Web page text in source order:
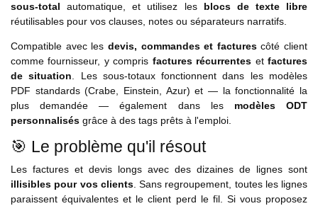
sous-total automatique, et utilisez les blocs de texte libre
réutilisables pour vos clauses, notes ou séparateurs narratifs.
Compatible avec les devis, commandes et facturescôté client
comme fournisseur, y compris factures récurrentes etfactures
de situation. Les sous-totaux fonctionnent dans les modèles
PDF standards (Crabe, Einstein, Azur) et — la fonctionnalité la
plus demandée — également dans les modèles ODT
personnalisés grâce à des tags prêts à l'emploi.
🎯 Le problème qu'il résout
Les factures et devis longs avec des dizaines de lignes sont
illisibles pour vos clients. Sans regroupement, toutes les lignes
paraissent équivalentes et le client perd le fil. Si vous proposez